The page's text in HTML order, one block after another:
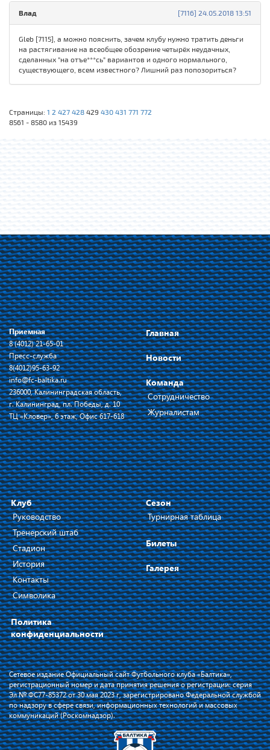
[7116] 24.05.2018 13:51
Влад
Gleb [7115], а можно пояснить, зачем клубу нужно тратить деньги
на растягивание на всеобщее обозрение четырёх неудачных,
сделанных "на отъе***сь" вариантов и одного нормального,
существующего, всем известного? Лишний раз попозориться?
Страницы: 1 2 427 428 429 430 431 771 772
8561 - 8580 из 15439
Приемная
8 (4012) 21-65-01
Пресс-служба
8(4012)95-63-92
info@fc-baltika.ru
236000, Калининградская область,
г. Калининград, пл. Победы, д. 10
ТЦ «Кловер», 6 этаж, Офис 617-618
Главная
Новости
Команда
Сотрудничество
Журналистам
Клуб
Руководство
Тренерский штаб
Стадион
История
Контакты
Символика
Политика
конфиденциальности
Сезон
Турнирная таблица
Билеты
Галерея
Сетевое издание Официальный сайт Футбольного клуба «Балтика»,
регистрационный номер и дата принятия решения о регистрации: серия
Эл № ФС77-85372 от 30 мая 2023 г, зарегистрировано Федеральной службой
по надзору в сфере связи, информационных технологий и массовых
коммуникаций (Роскомнадзор).